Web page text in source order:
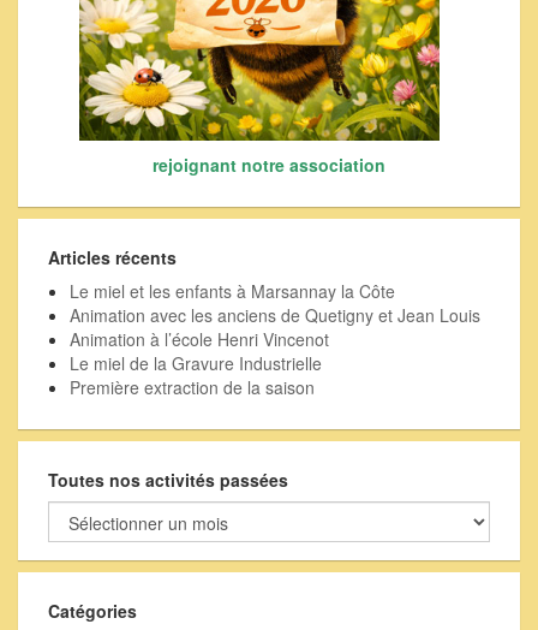
rejoignant notre association
Articles récents
Le miel et les enfants à Marsannay la Côte
Animation avec les anciens de Quetigny et Jean Louis
Animation à l’école Henri Vincenot
Le miel de la Gravure Industrielle
Première extraction de la saison
Toutes nos activités passées
Toutes
nos
activités
Catégories